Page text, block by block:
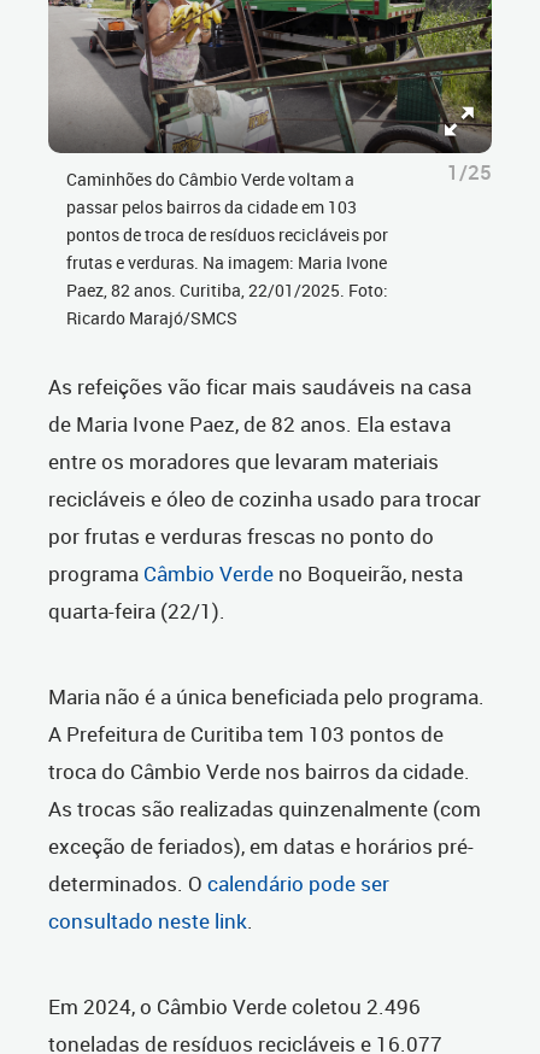
Caminhões do Câmbio Verde voltam a
passar pelos bairros da cidade em 103
pontos de troca de resíduos recicláveis por
frutas e verduras. Na imagem: Maria Ivone
Paez, 82 anos. Curitiba, 22/01/2025. Foto:
Ricardo Marajó/SMCS
1/25
As refeições vão ficar mais saudáveis na casa
de Maria Ivone Paez, de 82 anos. Ela estava
entre os moradores que levaram materiais
recicláveis e óleo de cozinha usado para trocar
por frutas e verduras frescas no ponto do
programa Câmbio Verde no Boqueirão, nesta
quarta-feira (22/1).
Maria não é a única beneficiada pelo programa.
A Prefeitura de Curitiba tem 103 pontos de
troca do Câmbio Verde nos bairros da cidade.
As trocas são realizadas quinzenalmente (com
exceção de feriados), em datas e horários pré-
determinados. O calendário pode ser
consultado neste link.
Em 2024, o Câmbio Verde coletou 2.496
toneladas de resíduos recicláveis e 16.077